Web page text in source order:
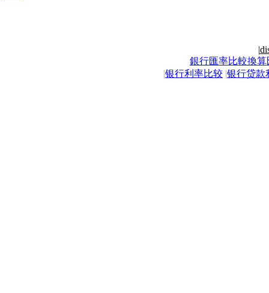
|
銀行匯率比較換算
|银行利率比较 |银行贷款